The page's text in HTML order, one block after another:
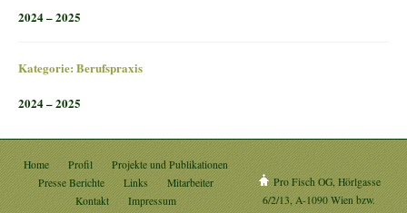
2024 – 2025
Kategorie: Berufspraxis
2024 – 2025
Home Profil
Projekte und Publikationen
Presse Berichte
Links
Mitarbeiter
Kontakt
Impressum
Pro Fisch OG, Hörlgasse
6/2/13, A-1090 Wien bzw.